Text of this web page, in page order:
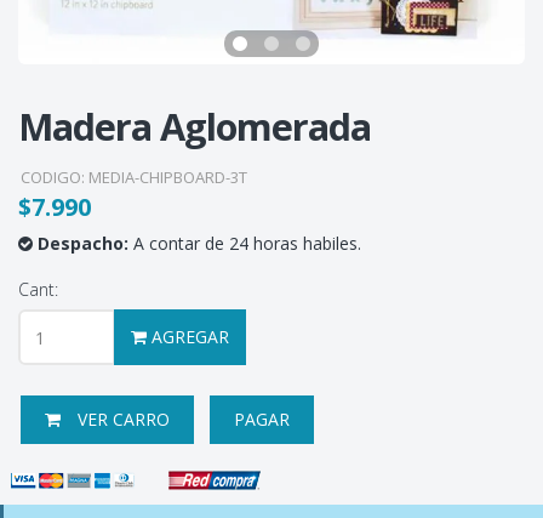
Madera Aglomerada
CODIGO: MEDIA-CHIPBOARD-3T
$7.990
Despacho: A contar de 24 horas habiles.
Cant:
AGREGAR
VER CARRO PAGAR